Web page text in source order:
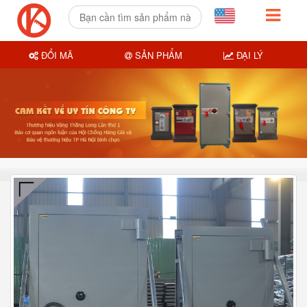
ĐỔI MÃ SẢN PHẨM ĐẠI LÝ